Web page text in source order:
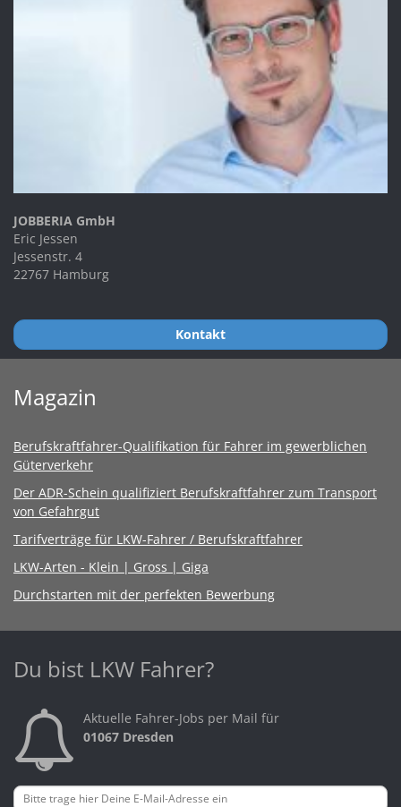
JOBBERIA GmbH
Eric Jessen
Jessenstr. 4
22767 Hamburg
Kontakt
Magazin
Berufskraftfahrer-Qualifikation für Fahrer im gewerblichen
Güterverkehr
Der ADR-Schein qualifiziert Berufskraftfahrer zum Transport
von Gefahrgut
Tarifverträge für LKW-Fahrer / Berufskraftfahrer
LKW-Arten - Klein | Gross | Giga
Durchstarten mit der perfekten Bewerbung
Du bist LKW Fahrer?
Aktuelle Fahrer-Jobs per Mail für
01067 Dresden